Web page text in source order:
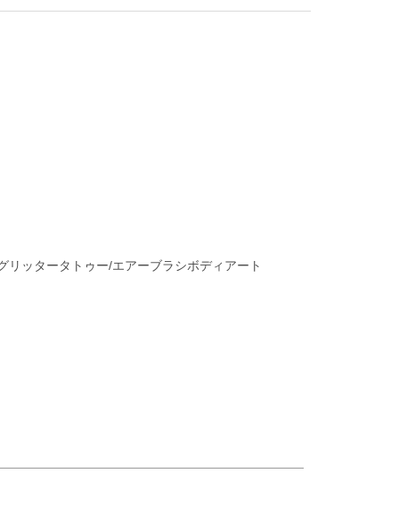
ッタータトゥー/エアーブラシボディアート